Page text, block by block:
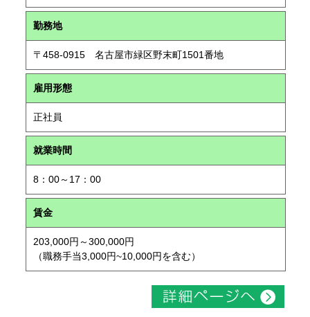
勤務地
〒458-0915 名古屋市緑区野末町1501番地
雇用形態
正社員
就業時間
8：00～17：00
賃金
203,000円～300,000円
（職務手当3,000円~10,000円を含む）